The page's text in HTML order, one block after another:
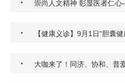
崇尚人文精神 彰显医者仁
· 【健康义诊】9月1日“胆囊
·
大咖来了！同济、协和、普